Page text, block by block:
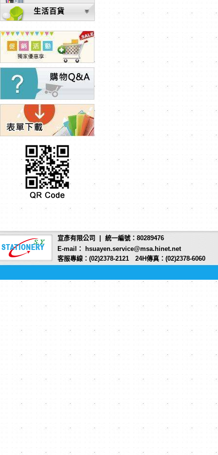
生活百貨
宣彥有限公司 | 統一編號：80289476
E-mail： hsuayen.service@msa.hinet.net
客服專線：(02)2378-2121 24H傳真：(02)2378-6060